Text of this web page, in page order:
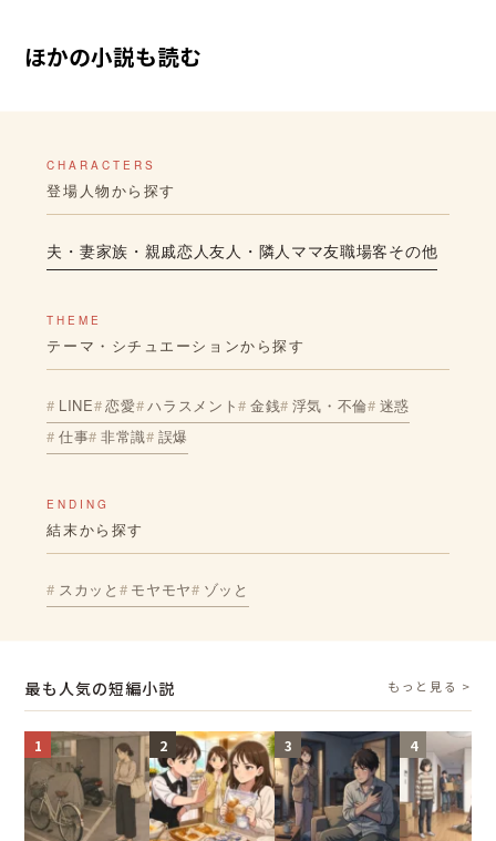
ほかの小説も読む
CHARACTERS
登場人物から探す
夫・妻家族・親戚恋人友人・隣人 ママ友職場客その他
THEME
テーマ・シチュエーションから探す
LINE 恋愛 ハラスメント 金銭 浮気・不倫 迷惑
仕事 非常識 誤爆
ENDING
結末から探す
スカッと モヤモヤ ゾッと
最も人気の短編小説 もっと見る >
1 2 3 4